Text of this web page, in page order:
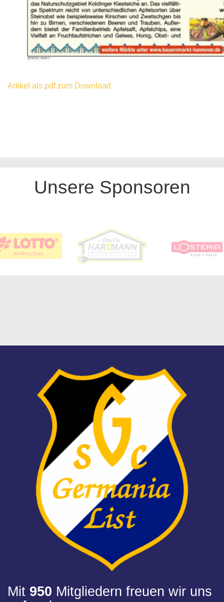
Artikel als pdf zum Download
Unsere Sponsoren
Mit 950 Mitgliedern freuen wir uns